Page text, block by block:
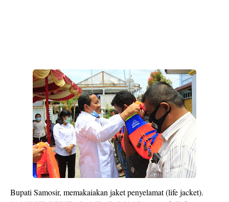
Bupati Samosir, memakaiakan jaket penyelamat (life jacket).